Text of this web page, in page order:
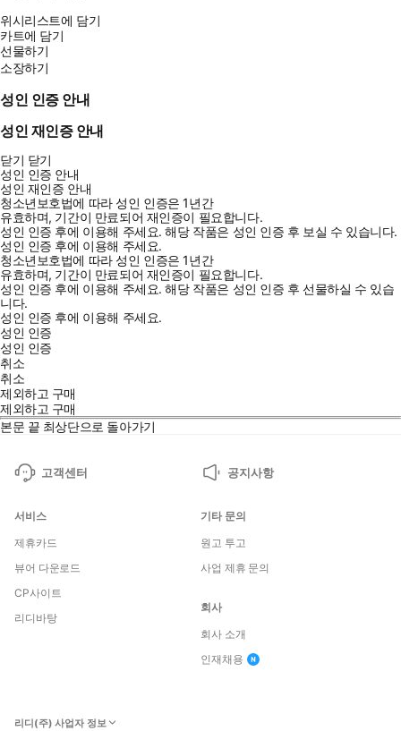
사회적 지지는 다른 사람이 어려운 상황에 대처하도록 도와주거나
위로하는 것을 말한다. 사회적 지지는 많은 친밀한 관계의 중추로,
폭설이 내린 후 부모님 댁 앞 눈을 치우는 매우 실질적인 것부터 어
쩔 줄 모르는 친구의 말을 주의 깊게 들어주는 감정적인 것까지 여러
형태로 나타난다.
위시리스트에 담기
카트에 담기
선물하기
소장하기
성인 인증 안내
성인 재인증 안내
닫기 닫기
성인 인증 안내
성인 재인증 안내
청소년보호법에 따라 성인 인증은 1년간
유효하며, 기간이 만료되어 재인증이 필요합니다.
성인 인증 후에 이용해 주세요.해당 작품은 성인 인증 후 보실 수 있습니다.
성인 인증 후에 이용해 주세요.
청소년보호법에 따라 성인 인증은 1년간
유효하며, 기간이 만료되어 재인증이 필요합니다.
성인 인증 후에 이용해 주세요.해당 작품은 성인 인증 후 선물하실 수 있습
니다.
성인 인증 후에 이용해 주세요.
성인 인증
성인 인증
취소
취소
제외하고 구매
제외하고 구매
본문 끝 최상단으로 돌아가기
고객센터 공지사항
서비스
제휴카드
뷰어 다운로드
CP사이트
리디바탕
기타 문의
원고 투고
사업 제휴 문의
회사
회사 소개
인재채용
리디(주) 사업자 정보